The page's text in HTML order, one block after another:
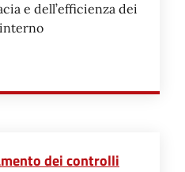
e dell’efficienza dei
SUL FUNZIONAMENTO DEI
dei controlli